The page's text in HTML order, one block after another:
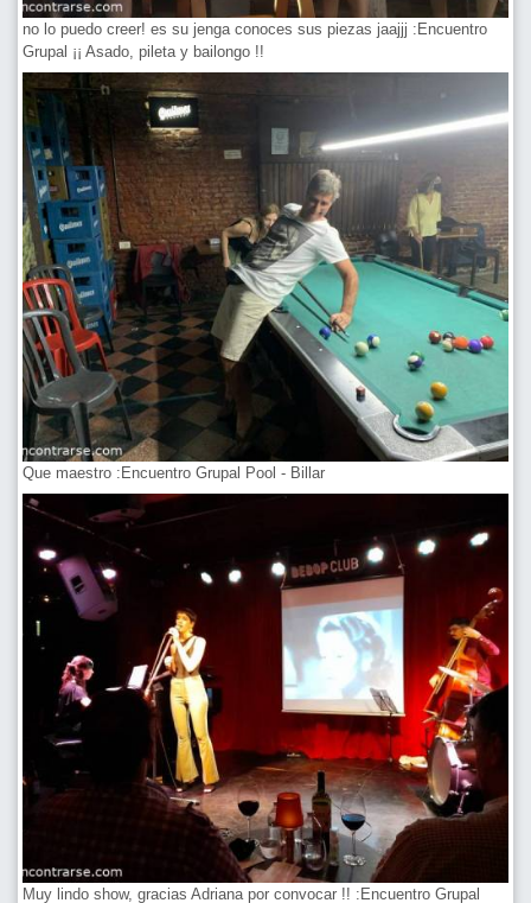
no lo puedo creer! es su jenga conoces sus piezas jaajjj :Encuentro
Grupal ¡¡ Asado, pileta y bailongo !!
Que maestro :Encuentro Grupal Pool - Billar
Muy lindo show, gracias Adriana por convocar !! :Encuentro Grupal